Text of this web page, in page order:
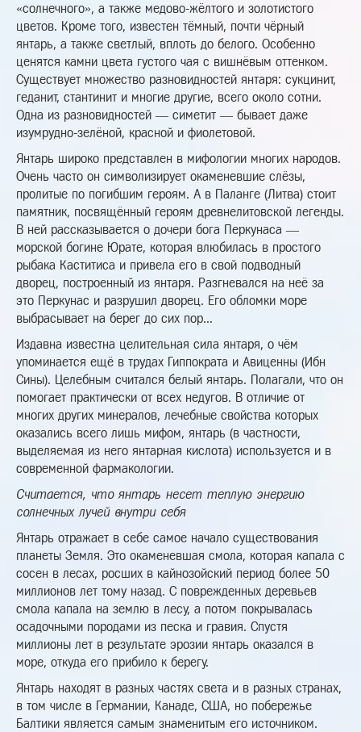
«солнечного», а также медово-жёлтого и золотистого
цветов. Кроме того, известен тёмный, почти чёрный
янтарь, а также светлый, вплоть до белого. Особенно
ценятся камни цвета густого чая с вишнёвым оттенком.
Существует множество разновидностей янтаря: сукцинит,
геданит, стантинит и многие другие, всего около сотни.
Одна из разновидностей — симетит — бывает даже
изумрудно-зелёной, красной и фиолетовой.
Янтарь широко представлен в мифологии многих народов.
Очень часто он символизирует окаменевшие слёзы,
пролитые по погибшим героям. А в Паланге (Литва) стоит
памятник, посвящённый героям древнелитовской легенды.
В ней рассказывается о дочери бога Перкунаса —
морской богине Юрате, которая влюбилась в простого
рыбака Каститиса и привела его в свой подводный
дворец, построенный из янтаря. Разгневался на неё за
это Перкунас и разрушил дворец. Его обломки море
выбрасывает на берег до сих пор...
Издавна известна целительная сила янтаря, о чём
упоминается ещё в трудах Гиппократа и Авиценны (Ибн
Сины). Целебным считался белый янтарь. Полагали, что он
помогает практически от всех недугов. В отличие от
многих других минералов, лечебные свойства которых
оказались всего лишь мифом, янтарь (в частности,
выделяемая из него янтарная кислота) используется и в
современной фармакологии.
Считается, что янтарь несет теплую энергию
солнечных лучей внутри себя
Янтарь отражает в себе самое начало существования
планеты Земля. Это окаменевшая смола, которая капала с
сосен в лесах, росших в кайнозойский период более 50
миллионов лет тому назад. С поврежденных деревьев
смола капала на землю в лесу, а потом покрывалась
осадочными породами из песка и гравия. Спустя
миллионы лет в результате эрозии янтарь оказался в
море, откуда его прибило к берегу.
Янтарь находят в разных частях света и в разных странах,
в том числе в Германии, Канаде, США, но побережье
Балтики является самым знаменитым его источником.